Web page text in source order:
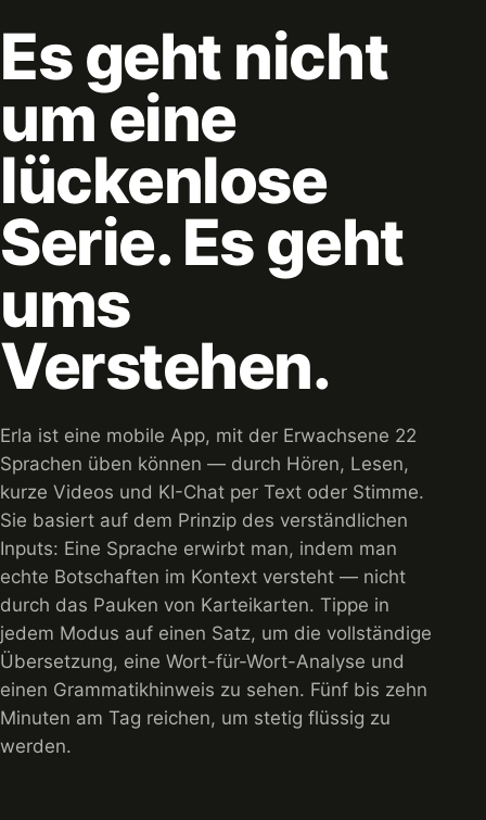
Es geht nicht
um eine
lückenlose
Serie. Es geht
ums
Verstehen.
Erla ist eine mobile App, mit der Erwachsene 22
Sprachen üben können — durch Hören, Lesen,
kurze Videos und KI-Chat per Text oder Stimme.
Sie basiert auf dem Prinzip des verständlichen
Inputs: Eine Sprache erwirbt man, indem man
echte Botschaften im Kontext versteht — nicht
durch das Pauken von Karteikarten. Tippe in
jedem Modus auf einen Satz, um die vollständige
Übersetzung, eine Wort-für-Wort-Analyse und
einen Grammatikhinweis zu sehen. Fünf bis zehn
Minuten am Tag reichen, um stetig flüssig zu
werden.